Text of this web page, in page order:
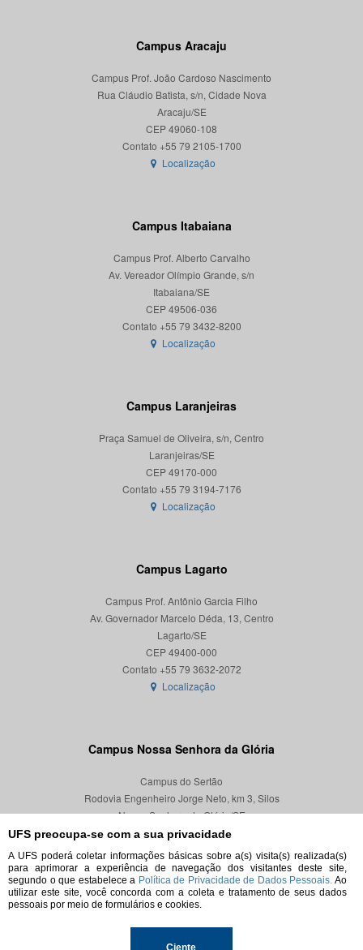
UFS preocupa-se com a sua privacidade
A UFS poderá coletar informações básicas sobre a(s) visita(s) realizada(s)
para aprimorar a experiência de navegação dos visitantes deste site,
segundo o que estabelece a Política de Privacidade de Dados Pessoais. Ao
utilizar este site, você concorda com a coleta e tratamento de seus dados
pessoais por meio de formulários e cookies.
Ciente
Campus Aracaju
Campus Prof. João Cardoso Nascimento
Rua Cláudio Batista, s/n, Cidade Nova
Aracaju/SE
CEP 49060-108
Localização
Campus Itabaiana
Campus Prof. Alberto Carvalho
Av. Vereador Olímpio Grande, s/n
Itabaiana/SE
CEP 49506-036
Localização
Campus Laranjeiras
Praça Samuel de Oliveira, s/n, Centro
Laranjeiras/SE
CEP 49170-000
Localização
Campus Lagarto
Campus Prof. Antônio Garcia Filho
Av. Governador Marcelo Déda, 13, Centro
Lagarto/SE
CEP 49400-000
Localização
Campus Nossa Senhora da Glória
Campus do Sertão
Rodovia Engenheiro Jorge Neto, km 3, Silos
Nossa Senhora da Glória/SE
CEP 49680-000
Localização